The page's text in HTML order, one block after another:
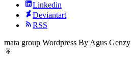
Linkedin
Deviantart
RSS
mata group Wordpress By Agus Genzy